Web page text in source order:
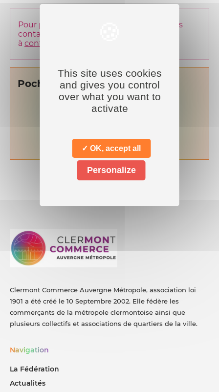
This site uses cookies
and gives you control
over what you want to
activate
✓ OK, accept all
Personalize
Pour plus d’information vous pouvez nous
contacter au
à contact@clermontcommerce.fr
Pochettes cadeaux
Ajouter
Clermont Commerce Auvergne Métropole, association loi
1901 a été créé le 10 Septembre 2002. Elle fédère les
commerçants de la métropole clermontoise ainsi que
plusieurs collectifs et associations de quartiers de la ville.
Navigation
La Fédération
Actualités